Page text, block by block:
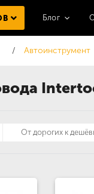
Блог
Автоинструмент
От дорогих к